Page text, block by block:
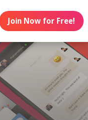
Join Now for Free!